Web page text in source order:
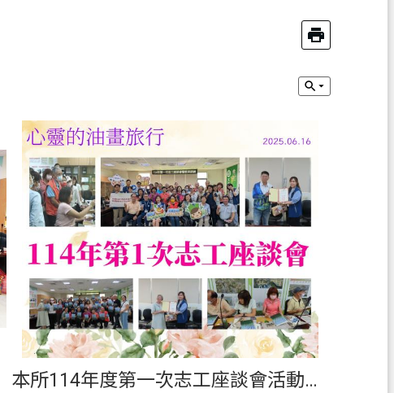
本所114年度第一次志工座談會活動花絮